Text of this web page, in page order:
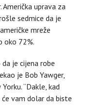
uprava za
sedmice da je
mreže
oko 72%.
je cijena robe
je Bob Yawger,
“Dakle, kad
vam dolar da biste